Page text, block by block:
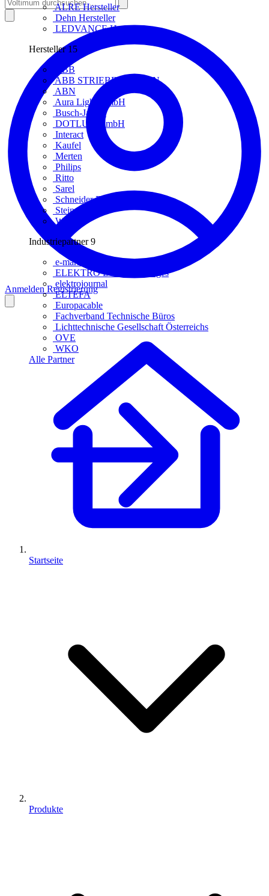
ALRE Hersteller
Dehn Hersteller
LEDVANCE Hersteller
Hersteller 15
ABB
ABB STRIEBEL & JOHN
ABN
Aura Light GmbH
Busch-Jaeger
DOTLUX GmbH
Interact
Kaufel
Merten
Philips
Ritto
Sarel
Schneider Electric
Steinel
Wago
Industriepartner 9
e-marke
ELEKTRO Daten Serviceges
elektrojournal
ELTEFA
Europacable
Fachverband Technische Büros
Lichttechnische Gesellschaft Österreichs
OVE
WKO
Alle Partner
AnmeldenRegistrierung
Startseite
Produkte